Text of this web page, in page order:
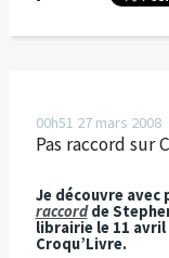
00h51 27 mars 2008
Pas raccord sur
Je découvre
raccordde
librairie le 11 avril
Croqu’Livre.